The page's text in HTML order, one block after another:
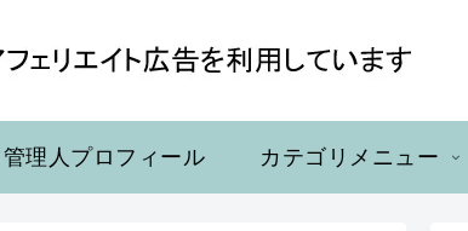
管理人プロフィール カテゴリメニュー